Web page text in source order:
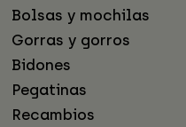
Bolsas y mochilas
Gorras y gorros
Bidones
Pegatinas
Recambios